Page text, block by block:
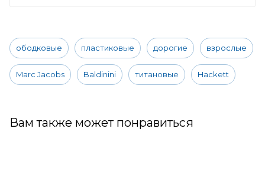
ободковые пластиковые дорогие взрослые
Marc Jacobs Baldinini титановые Hackett
Вам также может понравиться